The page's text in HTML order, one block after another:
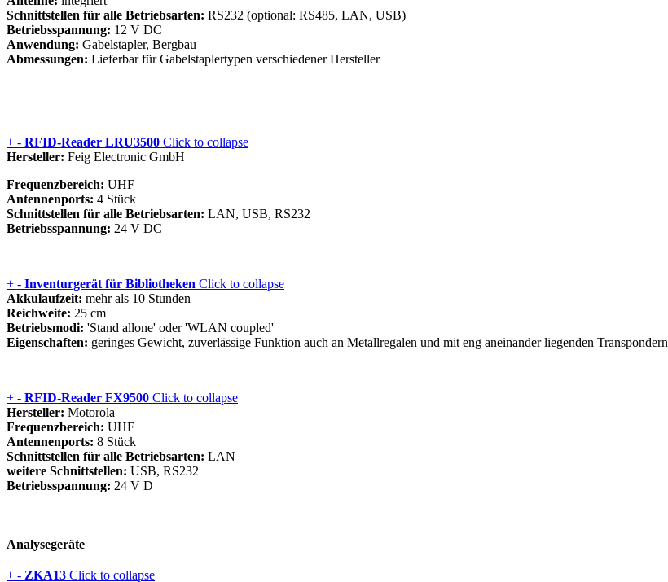
Schnittstellen für alle Betriebsarten: RS232 (optional: RS485, LAN, USB)
Betriebsspannung: 12 V DC
Anwendung: Gabelstapler, Bergbau
Abmessungen: Lieferbar für Gabelstaplertypen verschiedener Hersteller
+ - RFID-Reader LRU3500 Click to collapse
Hersteller: Feig Electronic GmbH
Frequenzbereich: UHF
Antennenports: 4 Stück
Schnittstellen für alle Betriebsarten: LAN, USB, RS232
Betriebsspannung: 24 V DC
+ - Inventurgerät für Bibliotheken Click to collapse
Akkulaufzeit: mehr als 10 Stunden
Reichweite: 25 cm
Betriebsmodi: 'Stand allone' oder 'WLAN coupled'
Eigenschaften: geringes Gewicht, zuverlässige Funktion auch an Metallregalen und mit eng aneinander liegenden Transpondern
+ - RFID-Reader FX9500 Click to collapse
Hersteller: Motorola
Frequenzbereich: UHF
Antennenports: 8 Stück
Schnittstellen für alle Betriebsarten: LAN
weitere Schnittstellen: USB, RS232
Betriebsspannung: 24 V D
Analysegeräte
+ - ZKA13 Click to collapse